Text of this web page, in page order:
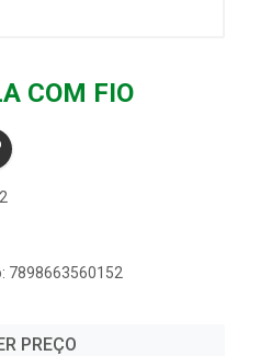
COM FIO
7898663560152
PREÇO